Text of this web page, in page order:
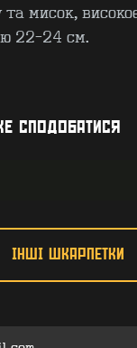
та мисок,
22-24 см.
СПОДОБАТИСЯ
ІНШІ ШКАРПЕТКИ